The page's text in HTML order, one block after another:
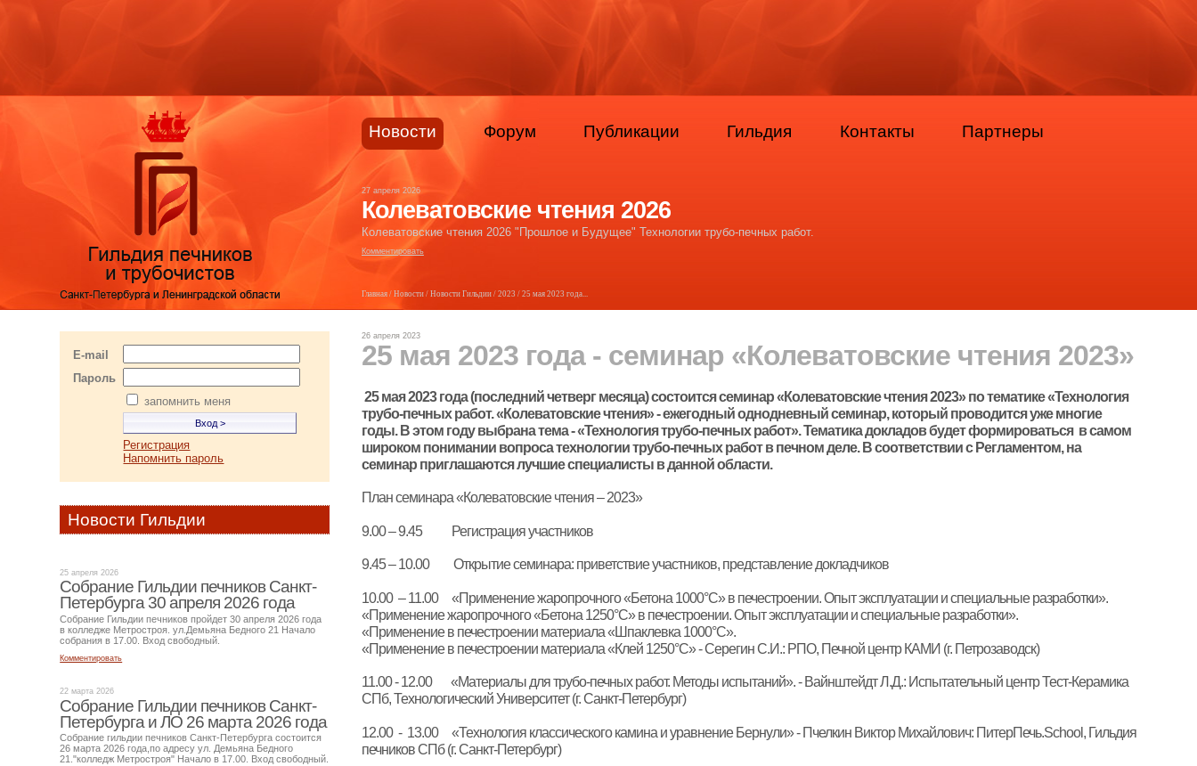
26 апреля 2023
25 мая 2023 года - семинар «Колеватовские чтения 2023»
25 мая 2023 года (последний четверг месяца) состоится семинар «Колеватовские чтения 2023» по тематике «Технология
трубо-печных работ. «Колеватовские чтения» - ежегодный однодневный семинар, который проводится уже многие
годы. В этом году выбрана тема - «Технология трубо-печных работ». Тематика докладов будет формироваться в самом
широком понимании вопроса технологии трубо-печных работ в печном деле. В соответствии с Регламентом, на
семинар приглашаются лучшие специалисты в данной области.
План семинара «Колеватовские чтения – 2023»
9.00 – 9.45 Регистрация участников
9.45 – 10.00 Открытие семинара: приветствие участников, представление докладчиков
10.00 – 11.00 «Применение жаропрочного «Бетона 1000°C» в печестроении. Опыт эксплуатации и специальные разработки».
«Применение жаропрочного «Бетона 1250°C» в печестроении. Опыт эксплуатации и специальные разработки».
«Применение в печестроении материала «Шпаклевка 1000°C».
«Применение в печестроении материала «Клей 1250°C» - Серегин С.И.: РПО, Печной центр КАМИ (г. Петрозаводск)
11.00 - 12.00 «Материалы для трубо-печных работ. Методы испытаний». - Вайнштейдт Л.Д.: Испытательный центр Тест-Керамика
СПб, Технологический Университет (г. Санкт-Петербург)
12.00 - 13.00 «Технология классического камина и уравнение Бернули» - Пчелкин Виктор Михайлович: ПитерПечь.School, Гильдия
печников СПб (г. Санкт-Петербург)
Главная/ Новости/ Новости Гильдии/ 2023 / 25 мая 2023 года...
E-mail
Пароль
запомнить меня
Регистрация
Напомнить пароль
Новости Гильдии
25 апреля 2026
Собрание Гильдии печников Санкт-
Петербурга 30 апреля 2026 года
Собрание Гильдии печников пройдет 30 апреля 2026 года
в колледже Метростроя. ул.Демьяна Бедного 21 Начало
собрания в 17.00. Вход свободный.
Комментировать
22 марта 2026
Собрание Гильдии печников Санкт-
Петербурга и ЛО 26 марта 2026 года
Собрание гильдии печников Санкт-Петербурга состоится
26 марта 2026 года,по адресу ул. Демьяна Бедного
21."колледж Метростроя" Начало в 17.00. Вход свободный.
Новости Форум Публикации Гильдия Контакты Партнеры
27 апреля 2026
Колеватовские чтения 2026
Колеватовские чтения 2026 "Прошлое и Будущее" Технологии трубо-печных работ.
Комментировать